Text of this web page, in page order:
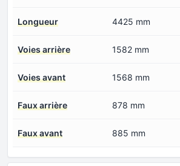
Longueur 4425 mm
Voies arrière 1582 mm
Voies avant 1568 mm
Faux arrière 878 mm
Faux avant 885 mm